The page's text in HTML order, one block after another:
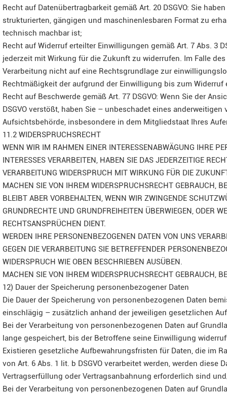
Recht auf Datenübertragbarkeit gemäß Art. 20 DSGVO: Sie
strukturierten, gängigen und maschinenlesbaren Format zu
technisch machbar ist;
Recht auf Widerruf erteilter Einwilligungen gemäß Art. 7 Abs. 3
jederzeit mit Wirkung für die Zukunft zu widerrufen. Im Falle
Verarbeitung nicht auf eine Rechtsgrundlage zur
Rechtmäßigkeit der aufgrund der Einwilligung bis zum
Recht auf Beschwerde gemäß Art. 77 DSGVO: Wenn Sie der
DSGVO verstößt, haben Sie – unbeschadet eines
Aufsichtsbehörde, insbesondere in dem Mitgliedstaat Ihres
11.2 WIDERSPRUCHSRECHT
WENN WIR IM RAHMEN EINER INTERESSENABWÄGUNG IHRE
INTERESSES VERARBEITEN, HABEN SIE DAS JEDERZEITIGE
VERARBEITUNG WIDERSPRUCH MIT WIRKUNG FÜR DIE
MACHEN SIE VON IHREM WIDERSPRUCHSRECHT GEBRAUCH,
BLEIBT ABER VORBEHALTEN, WENN WIR ZWINGENDE
GRUNDRECHTE UND GRUNDFREIHEITEN ÜBERWIEGEN, ODER
RECHTSANSPRÜCHEN DIENT.
WERDEN IHRE PERSONENBEZOGENEN DATEN VON UNS
GEGEN DIE VERARBEITUNG SIE BETREFFENDER
WIDERSPRUCH WIE OBEN BESCHRIEBEN AUSÜBEN.
MACHEN SIE VON IHREM WIDERSPRUCHSRECHT GEBRAUCH,
12) Dauer der Speicherung personenbezogener Daten
Die Dauer der Speicherung von personenbezogenen Daten
einschlägig – zusätzlich anhand der jeweiligen gesetzlichen
Bei der Verarbeitung von personenbezogenen Daten auf
lange gespeichert, bis der Betroffene seine Einwilligung
Existieren gesetzliche Aufbewahrungsfristen für Daten, die im
von Art. 6 Abs. 1 lit. b DSGVO verarbeitet werden, werden
Vertragserfüllung oder Vertragsanbahnung erforderlich sind
Bei der Verarbeitung von personenbezogenen Daten auf